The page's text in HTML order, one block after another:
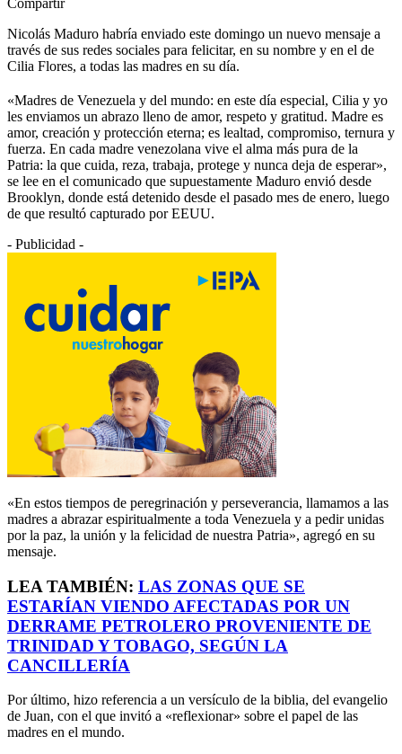
Nicolás Maduro habría enviado este domingo un nuevo mensaje a
través de sus redes sociales para felicitar, en su nombre y en el de
Cilia Flores, a todas las madres en su día.
«Madres de Venezuela y del mundo: en este día especial, Cilia y yo
les enviamos un abrazo lleno de amor, respeto y gratitud. Madre es
amor, creación y protección eterna; es lealtad, compromiso, ternura y
fuerza. En cada madre venezolana vive el alma más pura de la
Patria: la que cuida, reza, trabaja, protege y nunca deja de esperar»,
se lee en el comunicado que supuestamente Maduro envió desde
Brooklyn, donde está detenido desde el pasado mes de enero, luego
de que resultó capturado por EEUU.
- Publicidad -
«En estos tiempos de peregrinación y perseverancia, llamamos a las
madres a abrazar espiritualmente a toda Venezuela y a pedir unidas
por la paz, la unión y la felicidad de nuestra Patria», agregó en su
mensaje.
LEA TAMBIÉN: LAS ZONAS QUE SE
ESTARÍAN VIENDO AFECTADAS POR UN
DERRAME PETROLERO PROVENIENTE DE
TRINIDAD Y TOBAGO, SEGÚN LA
CANCILLERÍA
Por último, hizo referencia a un versículo de la biblia, del evangelio
de Juan, con el que invitó a «reflexionar» sobre el papel de las
madres en el mundo.